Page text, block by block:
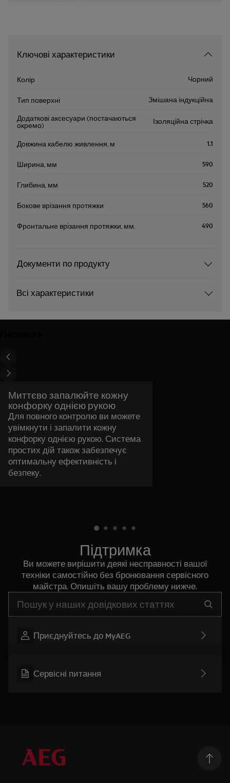
Ключові характеристики
Колір Чорний
Тип поверхні Змішана індукційна
Додаткові аксесуари (постачаються
окремо) Ізоляційна стрічка
Довжина кабелю живлення, м 1.1
Ширина, мм 590
Глибина, мм 520
Бокове врізання протяжки 560
Фронтальне врізання протяжки, мм. 490
Документи по продукту
Всі характеристики
Миттєво запалюйте кожну
конфорку однією рукою
Для повного контролю ви можете
увімкнути і запалити кожну
конфорку однією рукою. Система
простих дій також забезпечує
оптимальну ефективність і
безпеку.
Підтримка
Ви можете вирішити деякі несправності вашої
техніки самостійно без бронювання сервісного
майстра. Опишіть вашу проблему нижче.
Приєднуйтесь до MyAEG
Сервісні питання